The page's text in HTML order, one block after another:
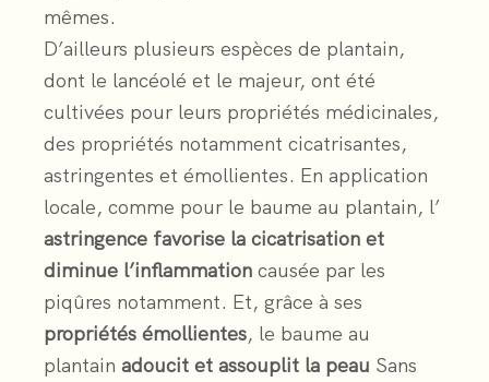
mêmes.
D’ailleurs plusieurs espèces de plantain,
dont le lancéolé et le majeur, ont été
cultivées pour leurs propriétés médicinales,
des propriétés notamment cicatrisantes,
astringentes et émollientes. En application
locale, comme pour le baume au plantain, l’
astringence favorise la cicatrisation et
diminue l’inflammation causée par les
piqûres notamment. Et, grâce à ses
propriétés émollientes, le baume au
plantain adoucit et assouplit la peau Sans